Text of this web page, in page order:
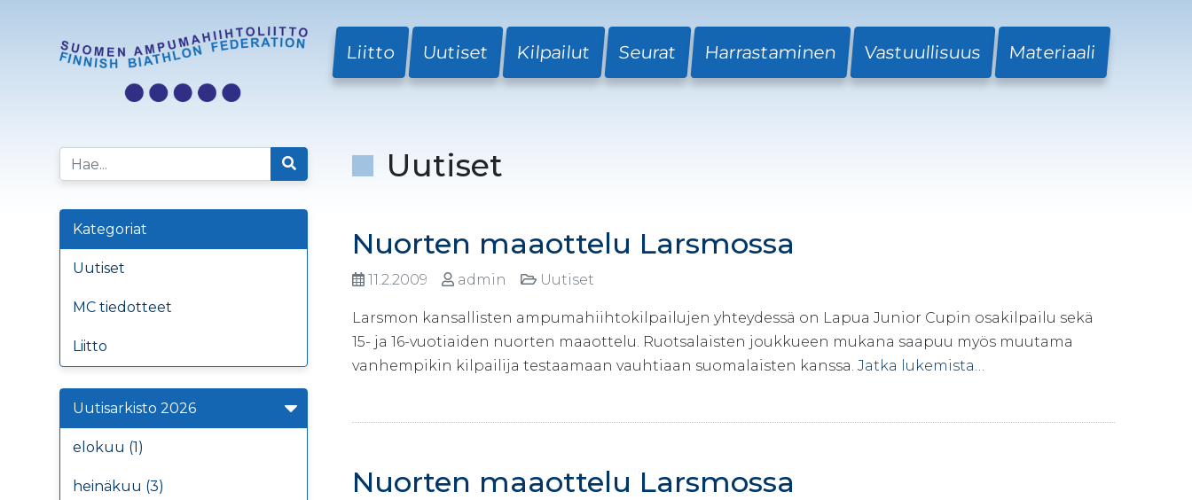
Liitto Uutiset Kilpailut Seurat Harrastaminen Vastuullisuus Materiaali
Kategoriat
Uutiset
MC tiedotteet
Liitto
Uutisarkisto 2026
elokuu (1)
heinäkuu (3)
Uutiset
Nuorten maaottelu Larsmossa
11.2.2009 admin Uutiset
Larsmon kansallisten ampumahiihtokilpailujen yhteydessä on Lapua Junior Cupin osakilpailu sekä
15- ja 16-vuotiaiden nuorten maaottelu. Ruotsalaisten joukkueen mukana saapuu myös muutama
vanhempikin kilpailija testaamaan vauhtiaan suomalaisten kanssa. Jatka lukemista…
Nuorten maaottelu Larsmossa